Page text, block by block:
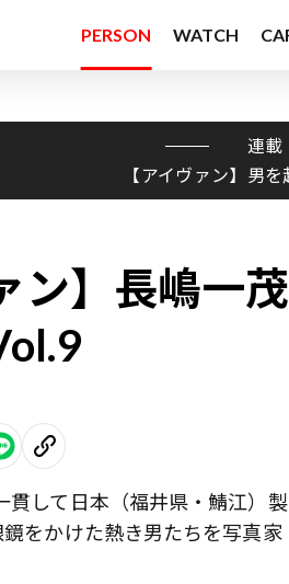
PERSON WATCH
連載
【アイヴァン】男
ン】長嶋一
貫して日本（福井県・鯖江）
鏡をかけた熱き男たちを写真